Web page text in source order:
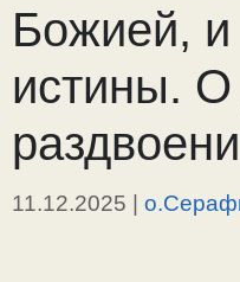
Божией, и
истины.
11.12.2025 |